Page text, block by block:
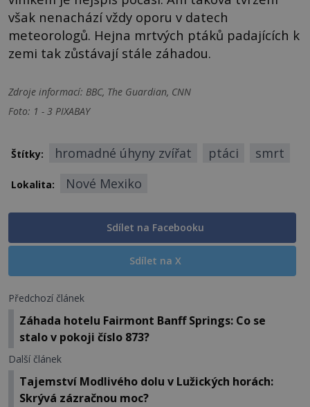
však nenachází vždy oporu v datech
meteorologů. Hejna mrtvých ptáků padajících k
zemi tak zůstávají stále záhadou.
Zdroje informací: BBC, The Guardian, CNN
Foto: 1 - 3 PIXABAY
Štítky: hromadné úhyny zvířat ptáci smrt
Lokalita: Nové Mexiko
Sdílet na Facebooku
Sdílet na X
Předchozí článek
Záhada hotelu Fairmont Banff Springs: Co se
stalo v pokoji číslo 873?
Další článek
Tajemství Modlivého dolu v Lužických horách:
Skrývá zázračnou moc?